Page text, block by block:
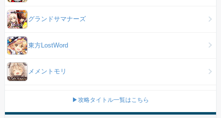
グランドサマナーズ
東方LostWord
メメントモリ
▶攻略タイトル一覧はこちら